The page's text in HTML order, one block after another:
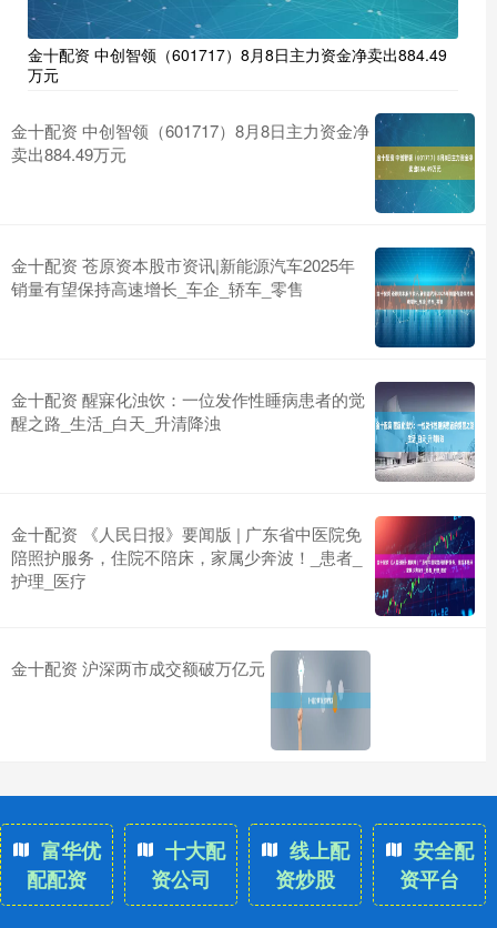
金十配资 中创智领（601717）8月8日主力资金净卖出884.49
万元
金十配资 中创智领（601717）8月8日主力资金净
卖出884.49万元
金十配资 苍原资本股市资讯|新能源汽车2025年
销量有望保持高速增长_车企_轿车_零售
金十配资 醒寐化浊饮：一位发作性睡病患者的觉
醒之路_生活_白天_升清降浊
金十配资 《人民日报》要闻版 | 广东省中医院免
陪照护服务，住院不陪床，家属少奔波！_患者_
护理_医疗
金十配资 沪深两市成交额破万亿元
富华优
配配资
十大配
资公司
线上配
资炒股
安全配
资平台